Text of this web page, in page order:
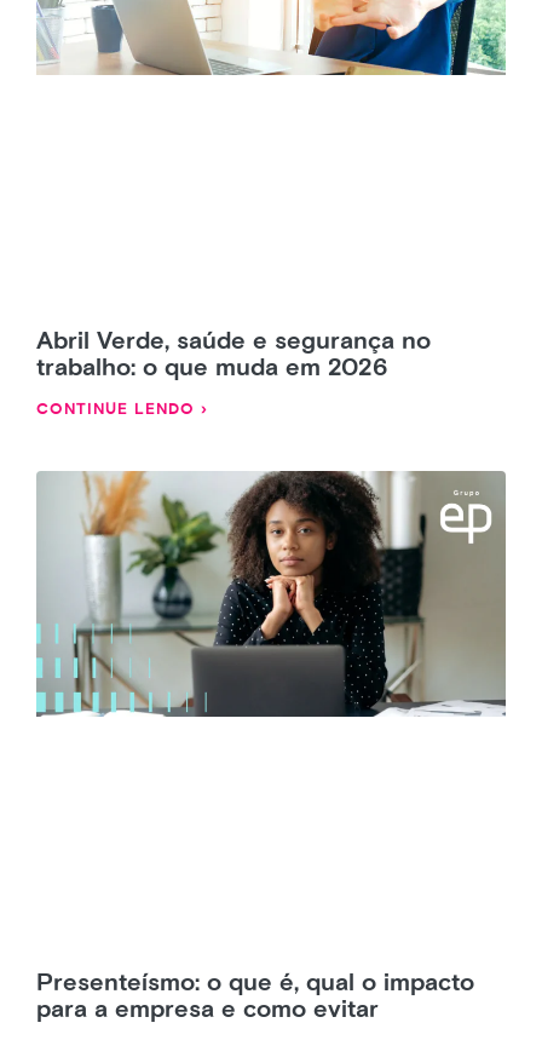
Abril Verde, saúde e segurança no
trabalho: o que muda em 2026
CONTINUE LENDO ›
Presenteísmo: o que é, qual o impacto
para a empresa e como evitar